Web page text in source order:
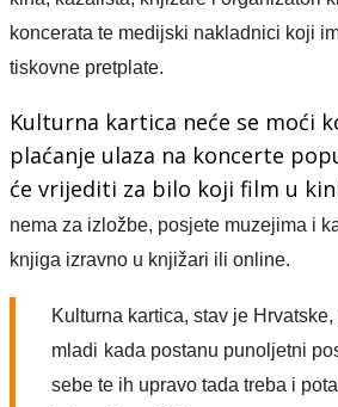
koncerata te medijski nakladnici koji
tiskovne pretplate.
Kulturna kartica neće se moći
plaćanje ulaza na koncerte
će vrijediti za bilo koji film u
nema za izložbe, posjete muzejima i
knjiga izravno u knjižari ili online.
Kulturna kartica, stav je
mladi kada postanu punoljetni
sebe te ih upravo tada treba i